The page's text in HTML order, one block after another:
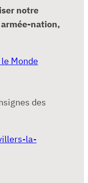
notre
nation,
Monde
des
la-